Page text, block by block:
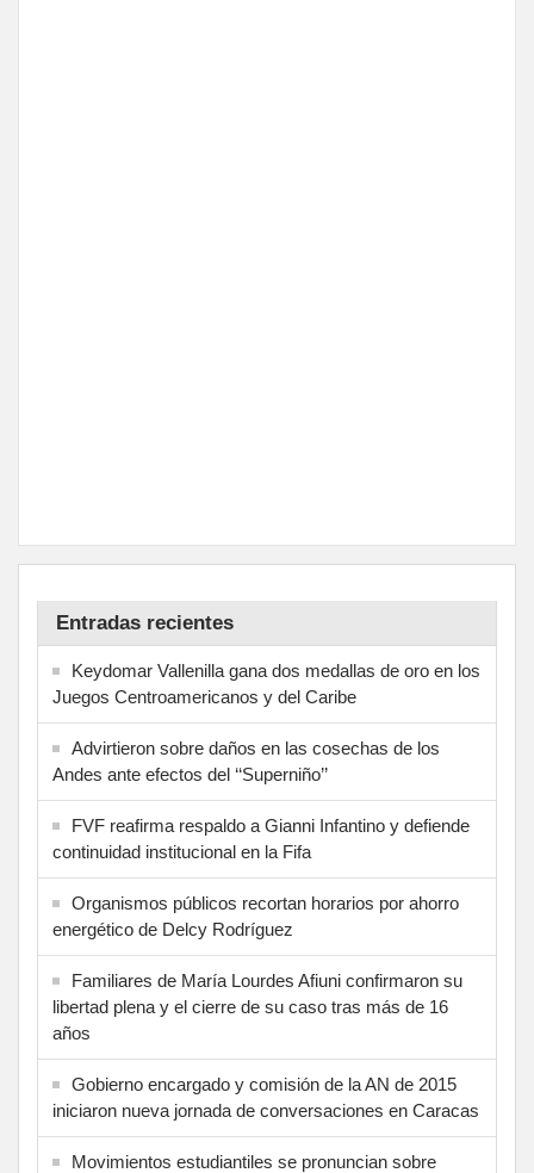
Entradas recientes
Keydomar Vallenilla gana dos medallas de oro en los
Juegos Centroamericanos y del Caribe
Advirtieron sobre daños en las cosechas de los
Andes ante efectos del ‘‘Superniño’’
FVF reafirma respaldo a Gianni Infantino y defiende
continuidad institucional en la Fifa
Organismos públicos recortan horarios por ahorro
energético de Delcy Rodríguez
Familiares de María Lourdes Afiuni confirmaron su
libertad plena y el cierre de su caso tras más de 16
años
Gobierno encargado y comisión de la AN de 2015
iniciaron nueva jornada de conversaciones en Caracas
Movimientos estudiantiles se pronuncian sobre